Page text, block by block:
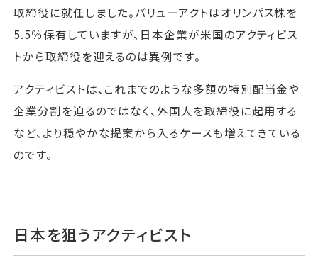
取締役に就任しました。バリューアクトはオリンパス株を
5.5％保有していますが、日本企業が米国のアクティビス
トから取締役を迎えるのは異例です。
アクティビストは、これまでのような多額の特別配当金や
企業分割を迫るのではなく、外国人を取締役に起用する
など、より穏やかな提案から入るケースも増えてきている
のです。
日本を狙うアクティビスト